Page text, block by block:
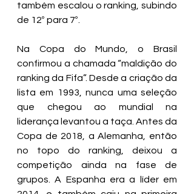
também escalou o ranking, subindo
de 12º para 7º.
Na Copa do Mundo, o Brasil
confirmou a chamada “maldição do
ranking da Fifa”. Desde a criação da
lista em 1993, nunca uma seleção
que chegou ao mundial na
liderança levantou a taça. Antes da
Copa de 2018, a Alemanha, então
no topo do ranking, deixou a
competição ainda na fase de
grupos. A Espanha era a líder em